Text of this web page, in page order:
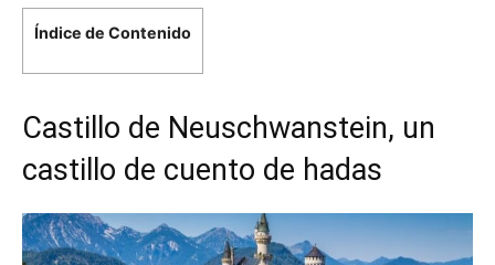
Índice de Contenido
Castillo de Neuschwanstein, un
castillo de cuento de hadas